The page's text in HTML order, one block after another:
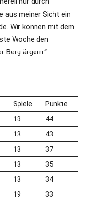
aus meiner Sicht ein
Wir können mit dem
Woche den
Berg ärgern.“
Spiele
Punkte
18
44
18
43
18
37
18
35
18
34
19
33